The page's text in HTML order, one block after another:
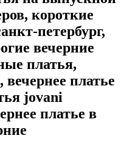
короткие
петербург,
вечерние
платья,
платье
jovani
платье в